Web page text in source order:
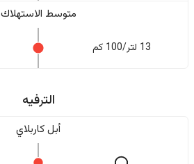
متوسط الاستهلاك
13 لتر/100 كم
الترفيه
أبل كاربلاي